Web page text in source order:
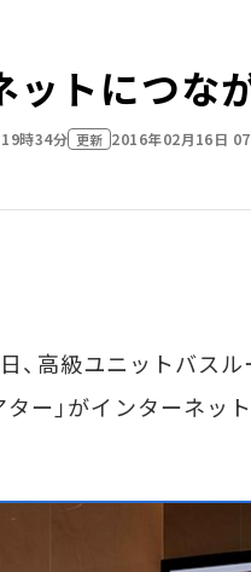
ットにつな
時34分 更新 2016年02月16日
高級ユニットバスル
ター」がインターネ